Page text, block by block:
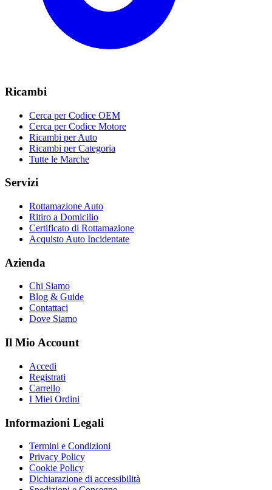
Ricambi
Cerca per Codice OEM
Cerca per Codice Motore
Ricambi per Auto
Ricambi per Categoria
Tutte le Marche
Servizi
Rottamazione Auto
Ritiro a Domicilio
Certificato di Rottamazione
Acquisto Auto Incidentate
Azienda
Chi Siamo
Blog & Guide
Contattaci
Dove Siamo
Il Mio Account
Accedi
Registrati
Carrello
I Miei Ordini
Informazioni Legali
Termini e Condizioni
Privacy Policy
Cookie Policy
Dichiarazione di accessibilità